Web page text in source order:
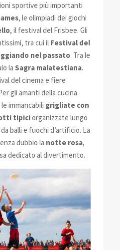
sportive più importanti
, le olimpiadi dei giochi
, il festival del Frisbee. Gli
tra cui il Festival del
nel passato. Tra le
la Sagra malatestiana.
del cinema e fiere
gli amanti della cucina
immancabili grigliate con
tipiciorganizzate lungo
balli e fuochi d’artificio. La
dubbio la notte rosa,
dedicato al divertimento.